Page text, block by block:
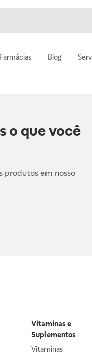
Farmácias Blog
o que você
produtos em nosso
Vitaminas e
Suplementos
Vitaminas